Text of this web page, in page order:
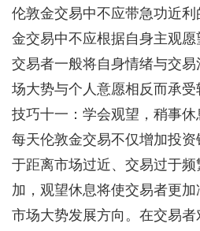
伦敦金交易中不应带急功近
金交易中不应根据自身主观
交易者一般将自身情绪与交
场大势与个人意愿相反而承受
技巧十一：学会观望，稍事休
每天伦敦金交易不仅增加投
于距离市场过近、交易过于
加，观望休息将使交易者更
市场大势发展方向。在交易